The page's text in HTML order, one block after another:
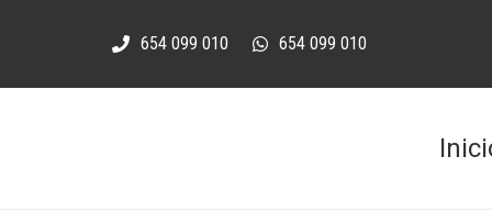
654 099 010 654 099 010